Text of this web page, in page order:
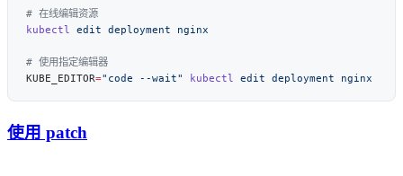
kubectl edit deployment
KUBE_EDITOR="code --wait" kubectl edit deployment
使用 patch